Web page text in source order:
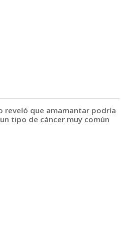
reveló que amamantar podría
tipo de cáncer muy común